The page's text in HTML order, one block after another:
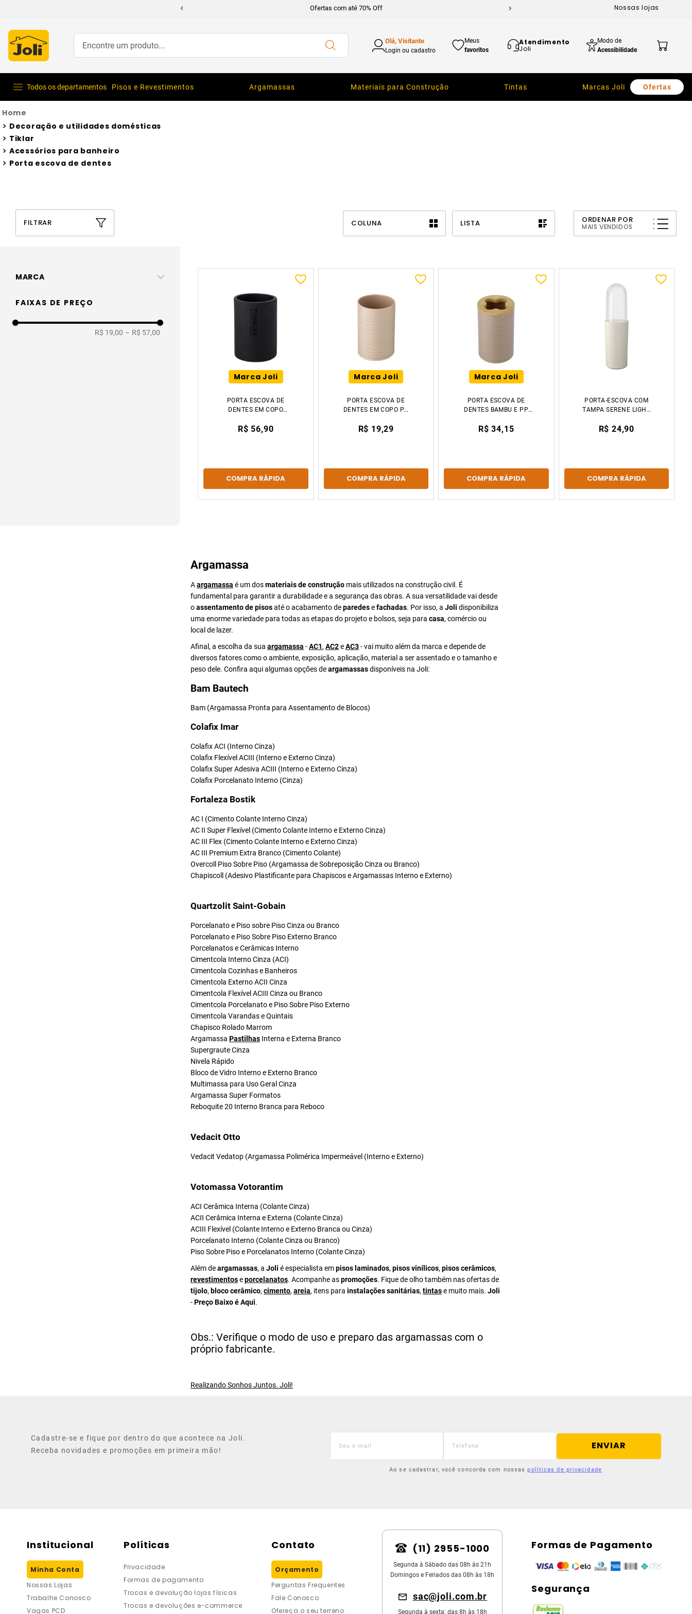
Ofertas com até 70% Off Nossas lojas
Encontre um produto... Olá, Visitante
Login ou cadastro
Meus
favoritos
Atendimento
Joli
Modo de
Acessibilidade
Todos os departamentos Pisos e Revestimentos Argamassas Materiais para Construção Tintas Marcas Joli Ofertas
Decoração e utilidades domésticas
Tiklar
Acessórios para banheiro
Porta escova de dentes
COLUNA LISTA ORDENAR POR
MAIS VENDIDOS
FILTRAR
MARCA
Tiklar
FAIXAS DE PREÇO
R$ 19,00 – R$ 57,00
Marca Joli
PORTA ESCOVA DE
DENTES EM COPO
TIKLAR
R$ 56,90
COMPRA RÁPIDA
Marca Joli
PORTA ESCOVA DE
DENTES EM COPO PP
R$ 19,29
COMPRA RÁPIDA
Marca Joli
PORTA ESCOVA DE
DENTES BAMBU E PP
R$ 34,15
COMPRA RÁPIDA
PORTA-ESCOVA COM
TAMPA SERENE LIGHT
R$ 24,90
COMPRA RÁPIDA
Argamassa
Aargamassa é um dosmateriais de construção mais utilizados na construção civil. É
fundamental para garantir a durabilidade e a segurança das obras. A sua versatilidade vai desde
oassentamento de pisosaté o acabamento deparedesefachadas. Por isso, a Joli disponibiliza
uma enorme variedade para todas as etapas do projeto e bolsos, seja para casa, comércio ou
local de lazer.
Afinal, a escolha da sua argamassa -AC1, AC2eAC3- vai muito além da marca e depende de
diversos fatores como o ambiente, exposição, aplicação, material a ser assentado e o tamanho e
peso dele. Confira aqui algumas opções deargamassasdisponíveis na Joli:
Bam Bautech
Bam (Argamassa Pronta para Assentamento de Blocos)
Colafix Imar
Colafix ACI (Interno Cinza)
Colafix Flexível ACIII (Interno e Externo Cinza)
Colafix Super Adesiva ACIII (Interno e Externo Cinza)
Colafix Porcelanato Interno (Cinza)
Fortaleza Bostik
AC I (Cimento Colante Interno Cinza)
AC II Super Flexível (Cimento Colante Interno e Externo Cinza)
AC III Flex (Cimento Colante Interno e Externo Cinza)
AC III Premium Extra Branco (Cimento Colante)
Overcoll Piso Sobre Piso (Argamassa de Sobreposição Cinza ou Branco)
Chapiscoll (Adesivo Plastificante para Chapiscos e Argamassas Interno e Externo)
Quartzolit Saint-Gobain
Porcelanato e Piso sobre Piso Cinza ou Branco
Porcelanato e Piso Sobre Piso Externo Branco
Porcelanatos e Cerâmicas Interno
Cimentcola Interno Cinza (ACI)
Cimentcola Cozinhas e Banheiros
Cimentcola Externo ACII Cinza
Cimentcola Flexível ACIII Cinza ou Branco
Cimentcola Porcelanato e Piso Sobre Piso Externo
Cimentcola Varandas e Quintais
Chapisco Rolado Marrom
Argamassa Pastilhas Interna e Externa Branco
Supergraute Cinza
Nivela Rápido
Bloco de Vidro Interno e Externo Branco
Multimassa para Uso Geral Cinza
Argamassa Super Formatos
Reboquite 20 Interno Branca para Reboco
Vedacit Otto
Vedacit Vedatop (Argamassa Polimérica Impermeável (Interno e Externo)
Votomassa Votorantim
ACI Cerâmica Interna (Colante Cinza)
ACII Cerâmica Interna e Externa (Colante Cinza)
ACIII Flexível (Colante Interno e Externo Branca ou Cinza)
Porcelanato Interno (Colante Cinza ou Branco)
Piso Sobre Piso e Porcelanatos Interno (Colante Cinza)
Além deargamassas, a Joli é especialista empisos laminados, pisos vinílicos, pisos cerâmicos,
revestimentoseporcelanatos. Acompanhe aspromoções. Fique de olho também nas ofertas de
tijolo, bloco cerâmico, cimento, areia, itens para instalações sanitárias, tintase muito mais. Joli
-Preço Baixo é Aqui.
Obs.: Verifique o modo de uso e preparo das argamassas com o
próprio fabricante.
Realizando Sonhos Juntos. Joli!
Cadastre-se e fique por dentro do que acontece na Joli.
Receba novidades e promoções em primeira mão!
ENVIAR
Ao se cadastrar, você concorda com nossas políticas de privacidade
Institucional
Minha Conta
Nossas Lojas
Trabalhe Conosco
Vagas PCD
Políticas
Privacidade
Formas de pagamento
Trocas e devolução lojas físicas
Trocas e devoluções e-commerce
Contato
Orçamento
Perguntas Frequentes
Fale Conosco
Ofereça o seu terreno
(11) 2955-1000
Segunda à Sábado das 08h às 21h
Domingos e Feriados das 08h às 18h
sac@joli.com.br
Segunda à sexta: das 8h às 18h
Formas de Pagamento
Segurança